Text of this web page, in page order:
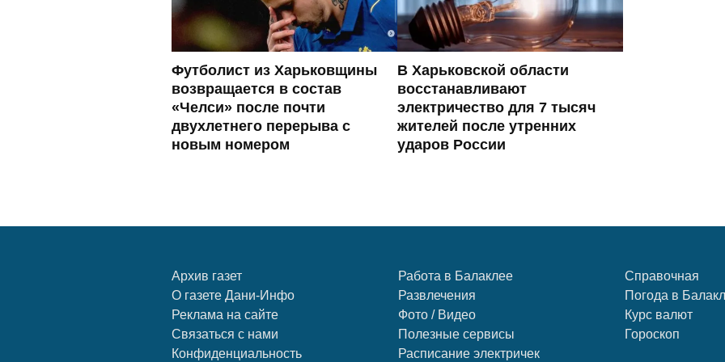
Футболист из Харьковщины
возвращается в состав
«Челси» после почти
двухлетнего перерыва с
новым номером
В Харьковской области
восстанавливают
электричество для 7 тысяч
жителей после утренних
ударов России
Архив газет
О газете Дани-Инфо
Реклама на сайте
Связаться с нами
Конфиденциальность
Работа в Балаклее
Развлечения
Фото / Видео
Полезные сервисы
Расписание электричек
Справочная
Погода в
Курс валют
Гороскоп